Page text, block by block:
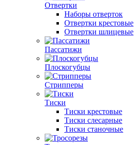
Отвертки
Наборы отверток
Отвертки крестовые
Отвертки шлицевые
Пассатижи
Плоскогубцы
Стрипперы
Тиски
Тиски крестовые
Тиски слесарные
Тиски станочные